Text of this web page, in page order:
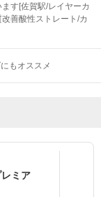
す[佐賀駅/レイヤーカ
善酸性ストレート/カ
もオススメ
ミア